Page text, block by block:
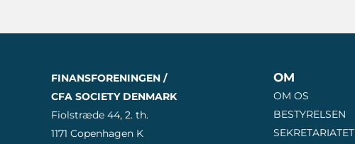
FINANSFORENINGEN /
CFA SOCIETY DENMARK
Fiolstræde 44, 2. th.
1171 Copenhagen K
OM
OM OS
BESTYRELSEN
SEKRETARIATET